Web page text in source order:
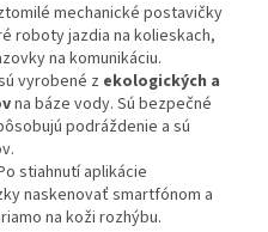
mechanické postavičky
roboty jazdia na kolieskach,
na komunikáciu.
vyrobené z ekologických a
na báze vody. Sú bezpečné
podráždenie a sú
stiahnutí aplikácie
naskenovať smartfónom a
na koži rozhýbu.